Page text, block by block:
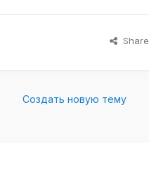
Share
Создать новую тему